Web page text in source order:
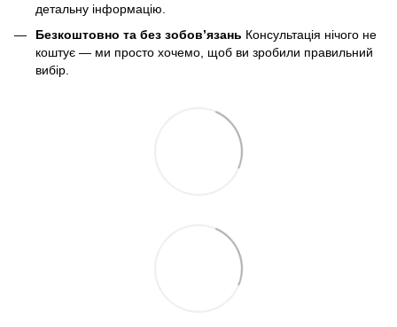
детальну інформацію.
Безкоштовно та без зобов’язань Консультація нічого не
коштує — ми просто хочемо, щоб ви зробили правильний
вибір.